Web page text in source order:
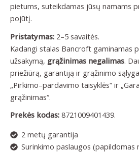
pietums, suteikdamas jūsų namams
pojūtį.
Pristatymas: 2–5 savaitės.
Kadangi stalas Bancroft gaminamas
užsakymą, grąžinimas negalimas.
priežiūrą, garantiją ir grąžinimo
„Pirkimo–pardavimo taisyklės“ ir
grąžinimas“.
Prekės kodas: 8721009401439.
2 metų garantija
Surinkimo paslaugos (papildomas